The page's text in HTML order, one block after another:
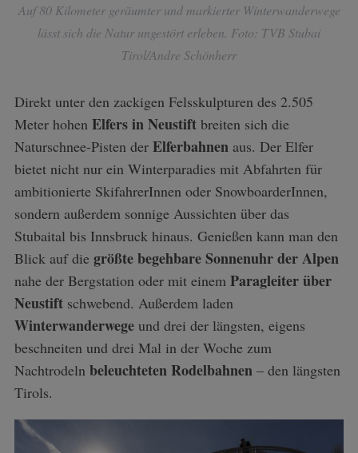
Auf 80 Kilometer geräumter und markierter Winterwanderwege
lässt sich die Natur ungestört erleben. Foto: TVB Stubai
Tirol/Andre Schönherr
Direkt unter den zackigen Felsskulpturen des 2.505
Meter hohen Elfers in Neustiftbreiten sich die
Naturschnee-Pisten der Elferbahnenaus. Der Elfer
bietet nicht nur ein Winterparadies mit Abfahrten für
ambitionierte SkifahrerInnen oder SnowboarderInnen,
sondern außerdem sonnige Aussichten über das
Stubaital bis Innsbruck hinaus. Genießen kann man den
Blick auf diegrößte begehbare Sonnenuhr der Alpen
nahe der Bergstation oder mit einem Paragleiter über
Neustiftschwebend. Außerdem laden
Winterwanderwegeund drei der längsten, eigens
beschneiten und drei Mal in der Woche zum
Nachtrodeln beleuchteten Rodelbahnen– den längsten
Tirols.